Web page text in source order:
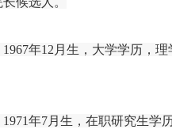
1967年12月生，大学学历，
年7月生，在职研究生学